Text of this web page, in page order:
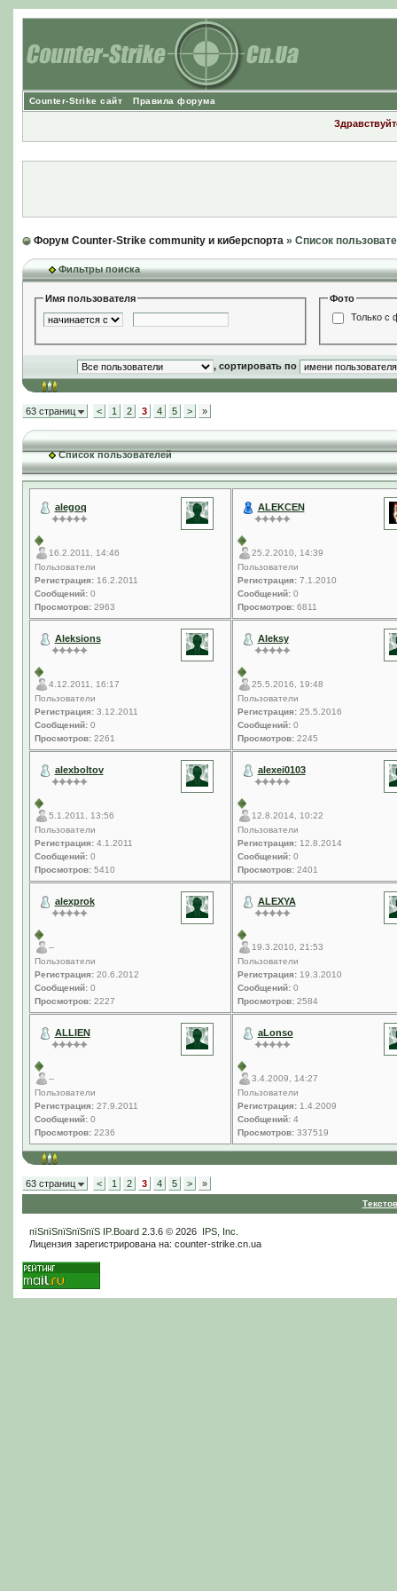
Counter-Strike сайт Правила форума
Форум Counter-Strike community и киберспорта» Список
Фильтры поиска
Имя пользователя
Фото
Только с
, сортировать по
63 страниц < 1 2 3 4 5 > »
Список пользователей
alegoq
16.2.2011, 14:46
Пользователи
Регистрация:16.2.2011
Сообщений:0
Просмотров:2963
ALEKCEN
25.2.2010, 14:39
Пользователи
Регистрация:7.1.2010
Сообщений:0
Просмотров:6811
Aleksions
4.12.2011, 16:17
Пользователи
Регистрация:3.12.2011
Сообщений:0
Просмотров:2261
Aleksy
25.5.2016, 19:48
Пользователи
Регистрация:25.5.2016
Сообщений:0
Просмотров:2245
alexboltov
5.1.2011, 13:56
Пользователи
Регистрация:4.1.2011
Сообщений:0
Просмотров:5410
alexei0103
12.8.2014, 10:22
Пользователи
Регистрация:12.8.2014
Сообщений:0
Просмотров:2401
alexprok
--
Пользователи
Регистрация:20.6.2012
Сообщений:0
Просмотров:2227
ALEXYA
19.3.2010, 21:53
Пользователи
Регистрация:19.3.2010
Сообщений:0
Просмотров:2584
ALLIEN
--
Пользователи
Регистрация:27.9.2011
Сообщений:0
Просмотров:2236
aLonso
3.4.2009, 14:27
Пользователи
Регистрация:1.4.2009
Сообщений:4
Просмотров:337519
63 страниц < 1 2 3 4 5 > »
пїЅпїЅпїЅпїЅпїЅ IP.Board2.3.6 © 2026 IPS, Inc
Лицензия зарегистрирована на: counter-strike.cn.ua